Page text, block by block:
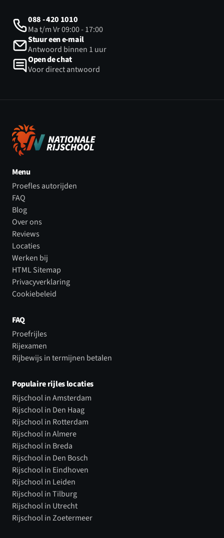
088 - 420 1010
Ma t/m Vr 09:00 - 17:00
Stuur een e-mail
Antwoord binnen 1 uur
Open de chat
Voor direct antwoord
Menu
Proefles autorijden
FAQ
Blog
Over ons
Reviews
Locaties
Werken bij
HTML Sitemap
Privacyverklaring
Cookiebeleid
FAQ
Proefrijles
Rijexamen
Rijbewijs in termijnen betalen
Populaire rijles locaties
Rijschool in Amsterdam
Rijschool in Den Haag
Rijschool in Rotterdam
Rijschool in Almere
Rijschool in Breda
Rijschool in Den Bosch
Rijschool in Eindhoven
Rijschool in Leiden
Rijschool in Tilburg
Rijschool in Utrecht
Rijschool in Zoetermeer